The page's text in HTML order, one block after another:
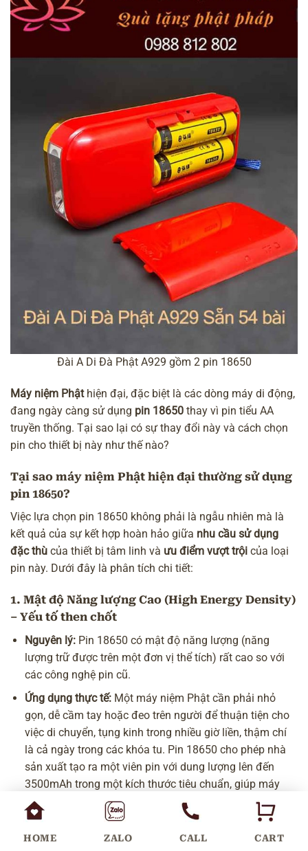
Đài A Di Đà Phật A929 gồm 2 pin 18650
Máy niệm Phậthiện đại, đặc biệt là các dòng máy di động,
đang ngày càng sử dụng pin 18650 thay vì pin tiểu AA
truyền thống. Tại sao lại có sự thay đổi này và cách chọn
pin cho thiết bị này như thế nào?
Tại sao máy niệm Phật hiện đại thường sử dụng
pin 18650?
Việc lựa chọn pin 18650 không phải là ngẫu nhiên mà là
kết quả của sự kết hợp hoàn hảo giữa nhu cầu sử dụng
đặc thù của thiết bị tâm linh và ưu điểm vượt trội của loại
pin này. Dưới đây là phân tích chi tiết:
1. Mật độ Năng lượng Cao (High Energy Density)
– Yếu tố then chốt
Nguyên lý: Pin 18650 có mật độ năng lượng (năng
lượng trữ được trên một đơn vị thể tích) rất cao so với
các công nghệ pin cũ.
Ứng dụng thực tế: Một máy niệm Phật cần phải nhỏ
gọn, dễ cầm tay hoặc đeo trên người để thuận tiện cho
việc di chuyển, tụng kinh trong nhiều giờ liền, thậm chí
là cả ngày trong các khóa tu. Pin 18650 cho phép nhà
sản xuất tạo ra một viên pin với dung lượng lên đến
3500mAh trong một kích thước tiêu chuẩn, giúp máy
chạy
liên tục từ 10 đến 48 giờ
chỉ với một lần sạc (tùy
dung lượng pin và công suất loa). Các loại pin thông
thường như AA/AAA không thể đáp ứng được yêu cầu
HOME ZALO CALL CART